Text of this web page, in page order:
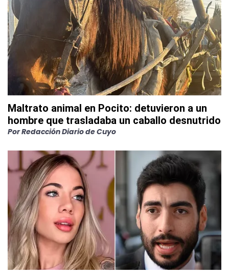
Maltrato animal en Pocito: detuvieron a un
hombre que trasladaba un caballo desnutrido
PorRedacción Diario de Cuyo